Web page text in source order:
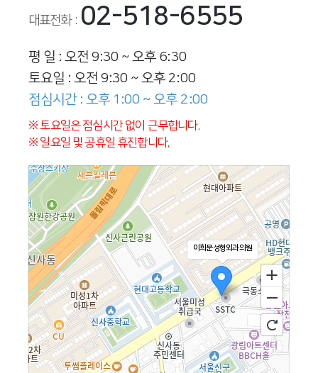
대표전화 : 02-518-6555
평 일 : 오전 9:30 ~ 오후 6:30
토요일 : 오전 9:30 ~ 오후 2:00
점심시간 : 오후 1:00 ~ 오후 2:00
※ 토요일은 점심시간 없이 근무합니다.
※ 일요일 및 공휴일 휴진합니다.
이희문성형외과의원